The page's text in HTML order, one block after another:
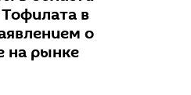
в
о
на рынке